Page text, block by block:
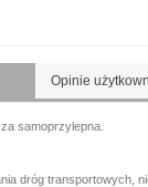
Opinie
samoprzylepna.
dróg transportowych,